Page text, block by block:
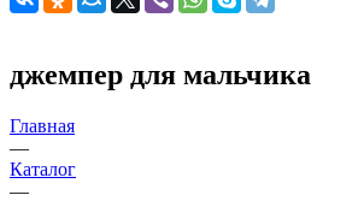
джемпер для мальчика
Главная
—
Каталог
—